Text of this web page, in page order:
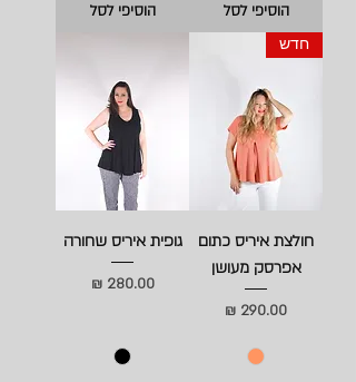
הוסיפי לסל הוסיפי לסל
חדש
חולצת איריס כתום
אפרסק מעושן
מחיר
גופית איריס שחורה
מחיר‏280.00 ‏₪